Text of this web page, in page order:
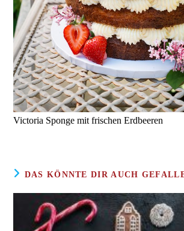
Victoria Sponge mit frischen Erdbeeren
DAS KÖNNTE DIR AUCH